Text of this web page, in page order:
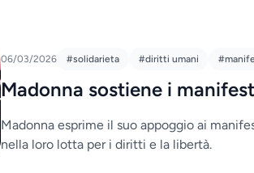
06/03/2026 #solidarieta #diritti umani
Madonna sostiene i
Madonna esprime il suo appoggio ai
nella loro lotta per i diritti e la libertà.